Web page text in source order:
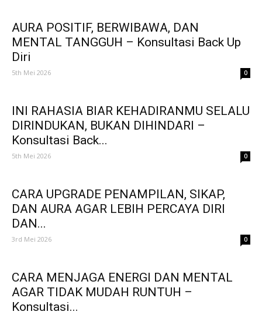
AURA POSITIF, BERWIBAWA, DAN
MENTAL TANGGUH – Konsultasi Back Up
Diri
5th Mei 2026 0
INI RAHASIA BIAR KEHADIRANMU SELALU
DIRINDUKAN, BUKAN DIHINDARI –
Konsultasi Back...
5th Mei 2026 0
CARA UPGRADE PENAMPILAN, SIKAP,
DAN AURA AGAR LEBIH PERCAYA DIRI
DAN...
3rd Mei 2026 0
CARA MENJAGA ENERGI DAN MENTAL
AGAR TIDAK MUDAH RUNTUH –
Konsultasi...